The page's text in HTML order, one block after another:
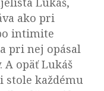
ako pri
intimite
pri nej opásal
opäť Lukáš
stole každému